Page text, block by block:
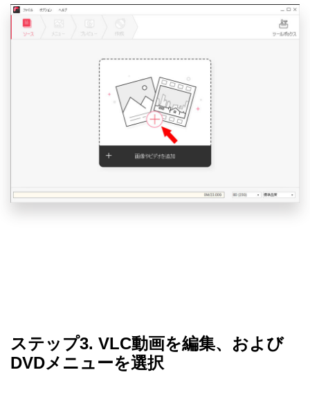
ステップ3. VLC動画を編集、および
DVDメニューを選択